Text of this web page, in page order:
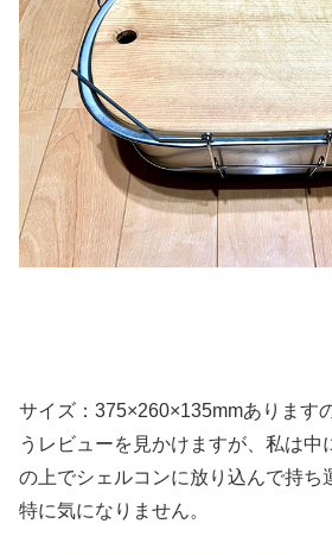
サイズ：375×260×135mmあります
うレビューを見かけますが、私は中
の上でシェルコンに放り込んで持ち
特に気になりません。